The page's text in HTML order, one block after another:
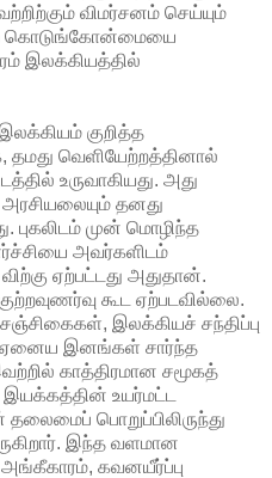
விமர்சனம் செய்யும்
கொடுங்கோன்மையை
இலக்கியத்தில்
குறித்த
தமது வெளியேற்றத்தினால்
உருவாகியது. அது
அரசியலையும் தனது
முன் மொழிந்த
அவர்களிடம்
ஏற்பட்டது அதுதான்.
கூட ஏற்படவில்லை.
இலக்கியச் சந்திப்பு
ஏனைய இனங்கள் சார்ந்த
காத்திரமான சமூகத்
உயர்மட்ட
பொறுப்பிலிருந்து
இந்த வளமான
கவனயீர்ப்பு